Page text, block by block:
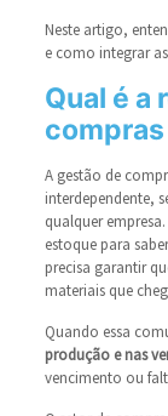
Neste artigo,
e como integrar
Qual é a
A gestão de
interdependente,
qualquer
estoque para
precisa garantir
materiais que
Quando essa
produção e nas
vencimento ou